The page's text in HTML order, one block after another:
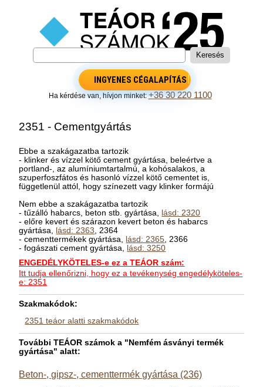
INGYENES CÉGALAPÍTÁS
Ha kérdése van, hívjon minket:+36 30 220 1100
2351 - Cementgyártás
Ebbe a szakágazatba tartozik
- klinker és vízzel kötő cement gyártása, beleértve a
portland-, az alumíniumtartalmú, a kohósalakos, a
szuperfoszfátos és hasonló vízzel kötő cementet is,
függetlenül attól, hogy színezett vagy klinker formájú
Nem ebbe a szakágazatba tartozik
- tűzálló habarcs, beton stb. gyártása, lásd: 2320
- előre kevert és szárazon kevert beton és habarcs
gyártása, lásd: 2363 , 2364
- cementtermékek gyártása, lásd: 2365 , 2366
- fogászati cement gyártása, lásd: 3250
ENGEDÉLYKÖTELES-e ez a TEÁOR szám:
Itt tudja ellenőrizni, hogy ez a tevékenység engedélyköteles-
e: 2351
Szakmakódok:
2351 teáor alatti szakmakódok
További TEÁOR számok a "Nemfém ásványi termék
gyártása" alatt:
Beton-, gipsz-, cementtermék gyártása (236)